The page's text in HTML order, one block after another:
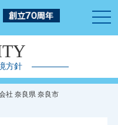
方針
社 奈良県 奈良市